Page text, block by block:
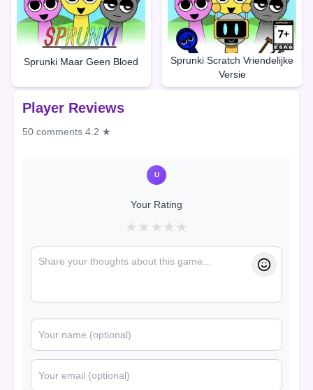
Sprunki Maar Geen Bloed
Sprunki Scratch Vriendelijke
Versie
Player Reviews
50 comments 4.2 ★
U
Your Rating
★ ★ ★ ★ ★